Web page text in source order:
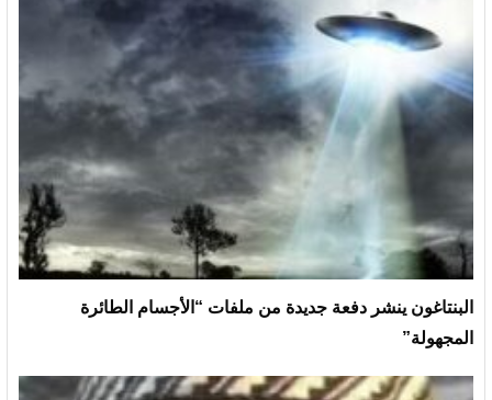
البنتاغون ينشر دفعة جديدة من ملفات “الأجسام الطائرة
المجهولة”